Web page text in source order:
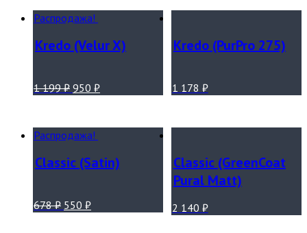
Распродажа!
Kredo (Velur X)
1 199₽ 950 ₽
Kredo (PurPro 275)
1 178 ₽
Распродажа!
Classic (Satin)
678₽ 550 ₽
Classic (GreenCoat
Pural Matt)
2 140 ₽